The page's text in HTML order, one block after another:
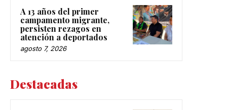
A 13 años del primer
campamento migrante,
persisten rezagos en
atención a deportados
agosto 7, 2026
Destacadas